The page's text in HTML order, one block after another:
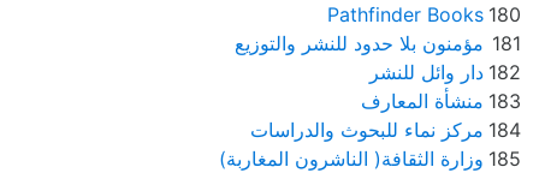
180
Pathfinder Books
181 مؤمنون بلا حدود للنشر والتوزيع
182 دار وائل للنشر
183 منشأة المعارف
184 مركز نماء للبحوث والدراسات
185 وزارة الثقافة( الناشرون المغاربة)